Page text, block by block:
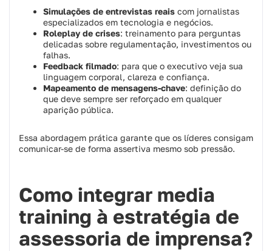
Simulações de entrevistas reais com jornalistas
especializados em tecnologia e negócios.
Roleplay de crises: treinamento para perguntas
delicadas sobre regulamentação, investimentos ou
falhas.
Feedback filmado: para que o executivo veja sua
linguagem corporal, clareza e confiança.
Mapeamento de mensagens-chave: definição do
que deve sempre ser reforçado em qualquer
aparição pública.
Essa abordagem prática garante que os líderes consigam
comunicar-se de forma assertiva mesmo sob pressão.
Como integrar media
training à estratégia de
assessoria de imprensa?